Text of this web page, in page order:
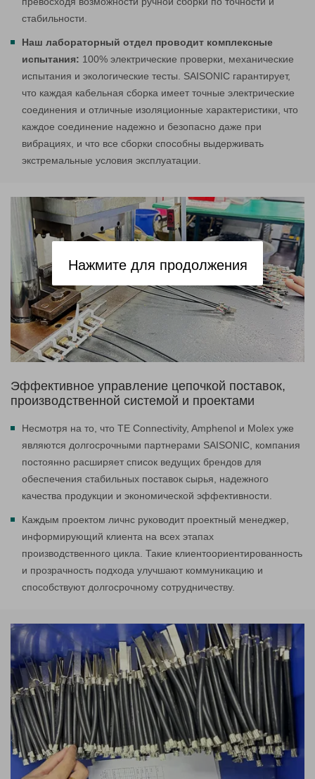
стабильности.
Наш лабораторный отдел проводит комплексные
испытания: 100% электрические проверки, механические
испытания и экологические тесты. SAISONIC гарантирует,
что каждая кабельная сборка имеет точные электрические
соединения и отличные изоляционные характеристики, что
каждое соединение надежно и безопасно даже при
вибрациях, и что все сборки способны выдерживать
экстремальные условия эксплуатации.
Эффективное управление цепочкой поставок,
производственной системой и проектами
Несмотря на то, что TE Connectivity, Amphenol и Molex уже
являются долгосрочными партнерами SAISONIC, компания
постоянно расширяет список ведущих брендов для
обеспечения стабильных поставок сырья, надежного
качества продукции и экономической эффективности.
Каждым проектом личнс руководит проектный менеджер,
информирующий клиента на всех этапах
производственного цикла. Такие клиентоориентированность
и прозрачность подхода улучшают коммуникацию и
способствуют долгосрочному сотрудничеству.
Нажмите для продолжения